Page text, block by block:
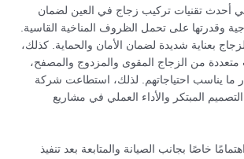
أحدث تقنيات تركيب زجاج في العين لضمان
وقدرتها على تحمل الظروف المناخية القاسية.
بعناية شديدة لضمان الأمان والحماية. كذلك،
من الزجاج المقوى والمزدوج والمصفح،
ما يناسب احتياجاتهم. لذلك، استطاعت شركة
المبتكر والأداء العملي في مشاريع
خاصًا بجانب الصيانة والمتابعة بعد تنفيذ